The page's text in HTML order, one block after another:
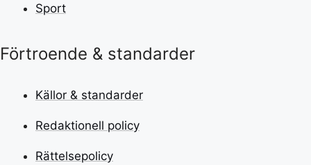
Sport
Förtroende & standarder
Källor & standarder
Redaktionell policy
Rättelsepolicy